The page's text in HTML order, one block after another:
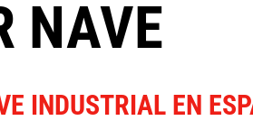
NAVE
INDUSTRIAL EN